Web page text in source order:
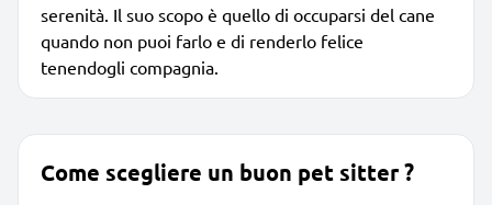
serenità. Il suo scopo è quello di occuparsi del cane
quando non puoi farlo e di renderlo felice
tenendogli compagnia.
Come scegliere un buon pet sitter ?